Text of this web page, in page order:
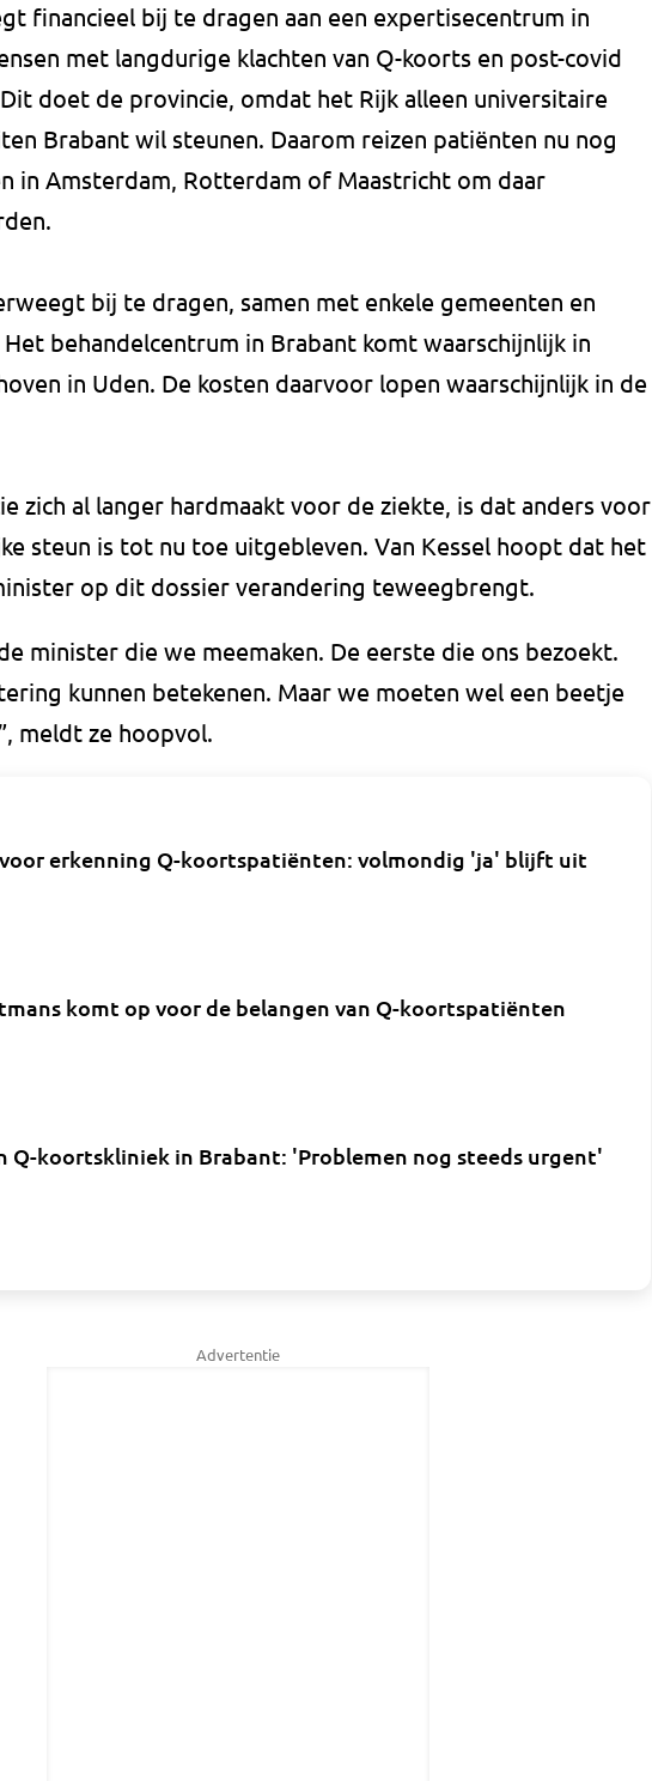
financieel bij te dragen aan een expertisecentrum in
met langdurige klachten van Q-koorts en post-covid
doet de provincie, omdat het Rijk alleen universitaire
Brabant wil steunen. Daarom reizen patiënten nu nog
in Amsterdam, Rotterdam of Maastricht om daar
bij te dragen, samen met enkele gemeenten en
behandelcentrum in Brabant komt waarschijnlijk in
in Uden. De kosten daarvoor lopen waarschijnlijk in de
zich al langer hardmaakt voor de ziekte, is dat anders voor
steun is tot nu toe uitgebleven. Van Kessel hoopt dat het
op dit dossier verandering teweegbrengt.
minister die we meemaken. De eerste die ons bezoekt.
kunnen betekenen. Maar we moeten wel een beetje
meldt ze hoopvol.
erkenning Q-koortspatiënten: volmondig 'ja' blijft uit
komt op voor de belangen van Q-koortspatiënten
Q-koortskliniek in Brabant: 'Problemen nog steeds urgent'
Advertentie